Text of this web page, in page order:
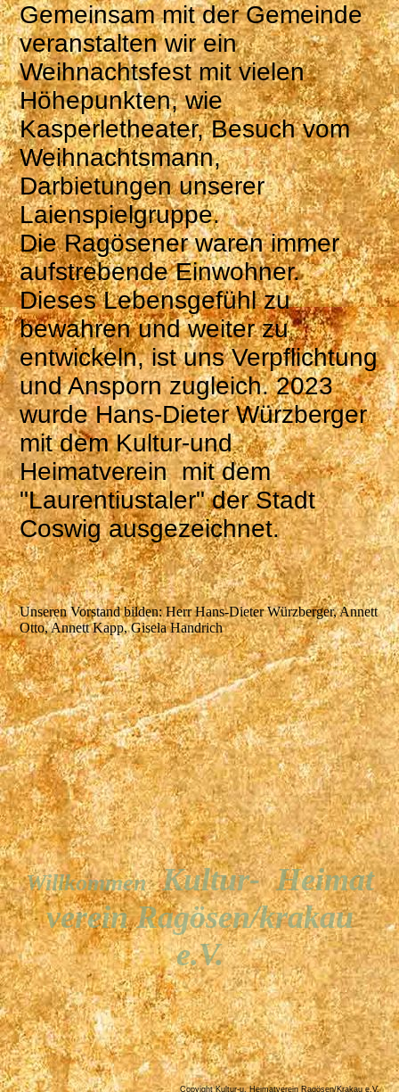
Gemeinsam mit der Gemeinde
veranstalten wir ein
Weihnachtsfest mit vielen
Höhepunkten, wie
Kasperletheater, Besuch vom
Weihnachtsmann,
Darbietungen unserer
Laienspielgruppe.
Die Ragösener waren immer
aufstrebende Einwohner.
Dieses Lebensgefühl zu
bewahren und weiter zu
entwickeln, ist uns Verpflichtung
und Ansporn zugleich. 2023
wurde Hans-Dieter Würzberger
mit dem Kultur-und
Heimatverein mit dem
"Laurentiustaler" der Stadt
Coswig ausgezeichnet.
Unseren Vorstand bilden: Herr Hans-Dieter Würzberger, Annett
Otto, Annett Kapp, Gisela Handrich
WillkommenKultur-Heimat
verein Ragösen/krakau
e.V.
Copyight Kultur-u. Heimatverein Ragösen/Krakau e.V.